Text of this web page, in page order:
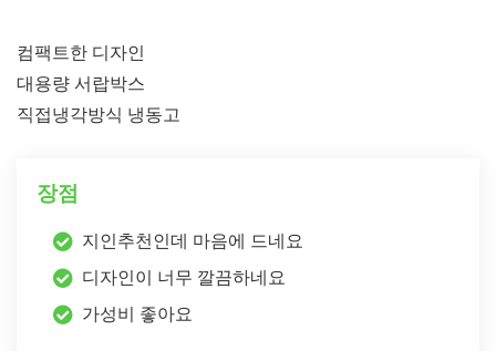
컴팩트한 디자인
대용량 서랍박스
직접냉각방식 냉동고
장점
지인추천인데 마음에 드네요
디자인이 너무 깔끔하네요
가성비 좋아요